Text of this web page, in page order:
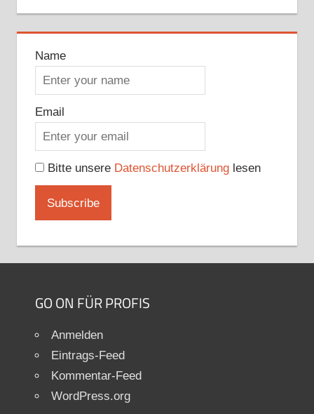
Name
Email
Bitte unsere Datenschutzerklärunglesen
GO ON FÜR PROFIS
Anmelden
Eintrags-Feed
Kommentar-Feed
WordPress.org